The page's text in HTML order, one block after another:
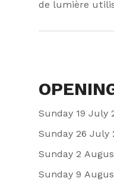
de lumière
Sunday 19 July
Sunday 26 July
Sunday 2
Sunday 9